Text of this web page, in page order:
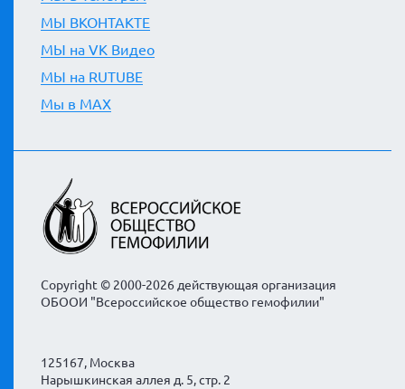
МЫ ВКОНТАКТЕ
МЫ на VK Видео
МЫ на RUTUBE
Мы в MAX
Copyright © 2000-2026 действующая организация
ОБООИ "Всероссийское общество гемофилии"
125167, Москва
Нарышкинская аллея д. 5, стр. 2